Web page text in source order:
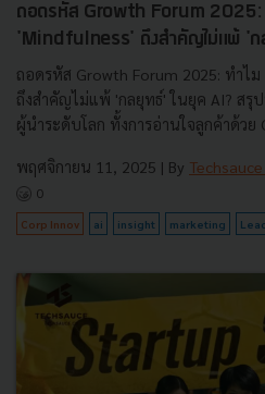
ถอดรหัส Growth Forum 2025:
'Mindfulness' ถึงสำคัญไม่แพ้ 'ก
ถอดรหัส Growth Forum 2025: ทำไ
ถึงสำคัญไม่แพ้ 'กลยุทธ์' ในยุค AI? สรุ
ผู้นำระดับโลก ทั้งการอ่านใจลูกค้าด้วย
พฤศจิกายน 11, 2025 | By
0
Corp Innov ai insight marketing